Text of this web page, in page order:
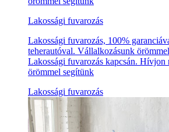
Lakossági fuvarozás
Lakossági fuvarozás, 100%
teherautóval. Vállalkozásunk
Lakossági fuvarozás kapcsán. Hívjon
örömmel segítünk
Lakossági fuvarozás